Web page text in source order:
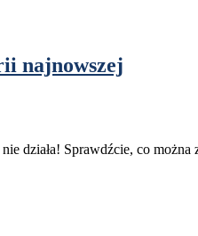
najnowszej
działa! Sprawdźcie, co